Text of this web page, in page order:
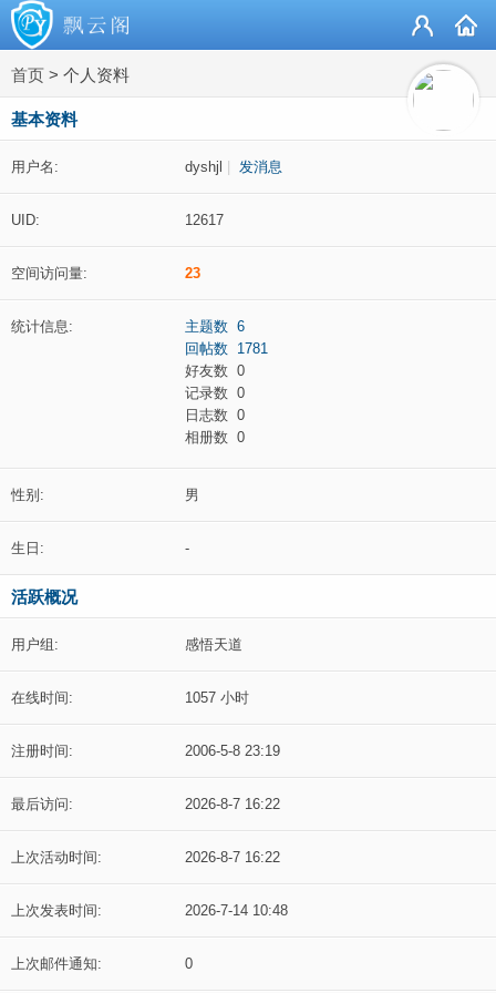
首页 > 个人资料
基本资料
用户名: dyshjl 发消息
UID: 12617
空间访问量: 23
统计信息:
主题数 6
回帖数 1781
好友数 0
记录数 0
日志数 0
相册数 0
性别: 男
生日: -
活跃概况
用户组: 感悟天道
在线时间: 1057 小时
注册时间: 2006-5-8 23:19
最后访问: 2026-8-7 16:22
上次活动时间: 2026-8-7 16:22
上次发表时间: 2026-7-14 10:48
上次邮件通知: 0